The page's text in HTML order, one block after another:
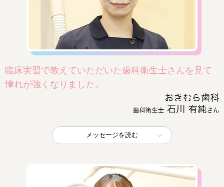
臨床実習で教えていただいた歯科衛生士さんを見て
憧れが強くなりました。
メッセージを読む